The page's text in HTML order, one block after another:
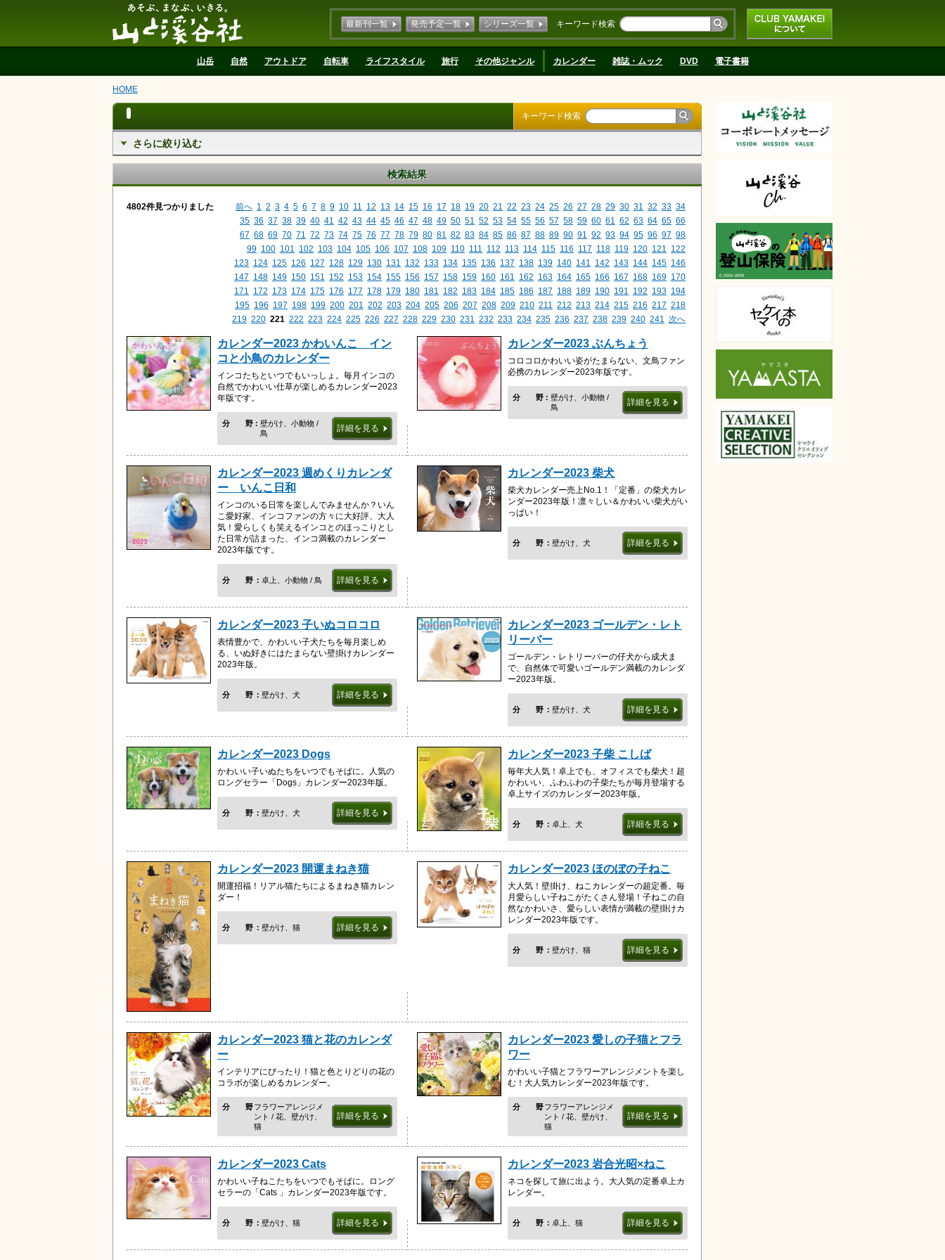
CLUB YAMAKEIにつ
いて
キーワード検索
最新刊一覧 発売予定一覧 シリーズ一覧
山岳 自然 アウトドア 自転車 ライフスタイル 旅行 その他ジャンル カレンダー 雑誌・ムック DVD 電子書籍
HOME
キーワード検索
さらに絞り込む
検索結果
4802件見つかりました 前へ 1 2 3 4 5 6 7 8 9 10 11 12 13 14 15 16 17 18 19 20 21 22 23 24 25 26 27 28 29 30 31 32 33 34
35 36 37 38 39 40 41 42 43 44 45 46 47 48 49 50 51 52 53 54 55 56 57 58 59 60 61 62 63 64 65 66
67 68 69 70 71 72 73 74 75 76 77 78 79 80 81 82 83 84 85 86 87 88 89 90 91 92 93 94 95 96 97 98
99 100 101 102 103 104 105 106 107 108 109 110 111 112 113 114 115 116 117 118 119 120 121
122
123 124 125 126 127 128 129 130 131 132 133 134 135 136 137 138 139 140 141 142 143 144 145 146
147 148 149 150 151 152 153 154 155 156 157 158 159 160 161 162 163 164 165 166 167 168 169 170
171
172 173 174 175 176 177 178 179 180 181 182 183 184 185 186 187 188 189 190 191 192 193 194
195 196 197 198 199 200 201 202 203 204 205 206 207 208 209 210 211 212 213 214 215 216 217 218
219 220 221 222 223 224 225 226 227 228 229 230 231 232 233 234 235 236 237 238 239 240 241 次へ
カレンダー2023 かわいんこ イン
コと小鳥のカレンダー
インコたちといつでもいっしょ。毎月インコの
自然でかわいい仕草が楽しめるカレンダー2023
年版です。
分野壁がけ、小動物 /
鳥
詳細を見る
カレンダー2023 ぶんちょう
コロコロかわいい姿がたまらない、文鳥ファン
必携のカレンダー2023年版です。
分野壁がけ、小動物 /
鳥
詳細を見る
カレンダー2023 週めくりカレンダ
ー いんこ日和
インコのいる日常を楽しんでみませんか？いん
こ愛好家、インコファンの方々に大好評、大人
気！愛らしくも笑えるインコとのほっこりとし
た日常が詰まった、インコ満載のカレンダー
2023年版です。
分野卓上、小動物 / 鳥 詳細を見る
カレンダー2023 柴犬
柴犬カレンダー売上No.1！「定番」の柴犬カレ
ンダー2023年版！凛々しい＆かわいい柴犬がい
っぱい！
分野壁がけ、犬 詳細を見る
カレンダー2023 子いぬコロコロ
表情豊かで、かわいい子犬たちを毎月楽しめ
る、いぬ好きにはたまらない壁掛けカレンダー
2023年版。
分野壁がけ、犬 詳細を見る
カレンダー2023 ゴールデン・レト
リーバー
ゴールデン・レトリーバーの仔犬から成犬ま
で、自然体で可愛いゴールデン満載のカレンダ
ー2023年版。
分野壁がけ、犬 詳細を見る
カレンダー2023 Dogs
かわいい子いぬたちをいつでもそばに。人気の
ロングセラー「Dogs」カレンダー2023年版。
分野壁がけ、犬 詳細を見る
カレンダー2023 子柴 こしば
毎年大人気！卓上でも、オフィスでも柴犬！超
かわいい、ふわふわの子柴たちが毎月登場する
卓上サイズのカレンダー2023年版。
分野卓上、犬 詳細を見る
カレンダー2023 開運まねき猫
開運招福！リアル猫たちによるまねき猫カレン
ダー！
分野壁がけ、猫 詳細を見る
カレンダー2023 ほのぼの子ねこ
大人気！壁掛け、ねこカレンダーの超定番。毎
月愛らしい子ねこがたくさん登場！子ねこの自
然なかわいさ、愛らしい表情が満載の壁掛けカ
レンダー2023年版です。
分野壁がけ、猫 詳細を見る
カレンダー2023 猫と花のカレンダ
ー
インテリアにぴったり！猫と色とりどりの花の
コラボが楽しめるカレンダー。
分野フラワーアレンジメ
ント / 花、壁がけ、
猫
詳細を見る
カレンダー2023 愛しの子猫とフラ
ワー
かわいい子猫とフラワーアレンジメントを楽し
む！大人気カレンダー2023年版です。
分野フラワーアレンジメ
ント / 花、壁がけ、
猫
詳細を見る
カレンダー2023 Cats
かわいい子ねこたちをいつでもそばに。ロング
セラーの「Cats 」カレンダー2023年版です。
分野壁がけ、猫 詳細を見る
カレンダー2023 岩合光昭×ねこ
ネコを探して旅に出よう。大人気の定番卓上カ
レンダー。
分野卓上、猫 詳細を見る